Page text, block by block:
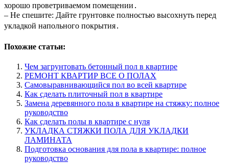
хорошо проветриваемом помещении․
– Не спешите: Дайте грунтовке полностью высохнуть перед
укладкой напольного покрытия․
Похожие статьи:
Чем загрунтовать бетонный пол в квартире
РЕМОНТ КВАРТИР ВСЕ О ПОЛАХ
Самовыравнивающийся пол во всей квартире
Как сделать плиточный пол в квартире
Замена деревянного пола в квартире на стяжку: полное
руководство
Как сделать полы в квартире с нуля
УКЛАДКА СТЯЖКИ ПОЛА ДЛЯ УКЛАДКИ
ЛАМИНАТА
Подготовка основания для пола в квартире: полное
руководство